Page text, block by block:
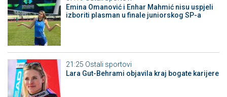
Emina Omanović i Enhar Mahmić nisu uspjeli
izboriti plasman u finale juniorskog SP-a
21:25 Ostali sportovi
Lara Gut-Behrami objavila kraj bogate karijere